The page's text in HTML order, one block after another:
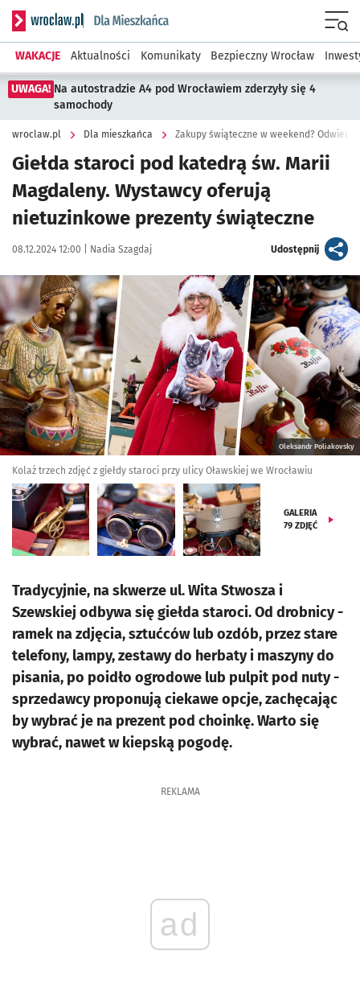
Serwis informacyjny wroclaw.pl podserwis: Dla mieszkańca
WAKACJE Aktualności Komunikaty Bezpieczny Wrocław
UWAGA! Na autostradzie A4 pod Wrocławiem zderzyły się 4
samochody
wroclaw.pl Dla mieszkańca Zakupy świąteczne w weekend? Odwiedź
Giełda staroci pod katedrą św. Marii
Magdaleny. Wystawcy oferują
nietuzinkowe prezenty świąteczne
Data publikacji:
08.12.2024 12:00 | Autor:
Nadia Szagdaj Udostępnijartykuł
Kliknij, aby zobaczyć galerię
Oleksandr Poliakovsky
Kolaż trzech zdjęć z giełdy staroci przy ulicy Oławskiej we Wrocławiu
GALERIA
79 ZDJĘĆ
Tradycyjnie, na skwerze ul. Wita Stwosza i
Szewskiej odbywa się giełda staroci. Od drobnicy -
ramek na zdjęcia, sztućców lub ozdób, przez stare
telefony, lampy, zestawy do herbaty i maszyny do
pisania, po poidło ogrodowe lub pulpit pod nuty -
sprzedawcy proponują ciekawe opcje, zachęcając
by wybrać je na prezent pod choinkę. Warto się
wybrać, nawet w kiepską pogodę.
REKLAMA
ad